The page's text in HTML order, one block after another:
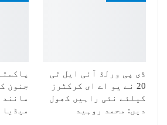
ڈی پی ورلڈ آئی ایل ٹی
20 نے یو اے ای کرکٹرز
کیلئے نئی راہیں کھول
دیں: محمد روہید
جنون
میڈیا